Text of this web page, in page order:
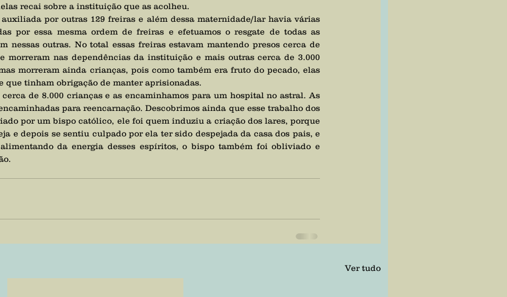
recai sobre a instituição que as acolheu.
por essa mesma ordem de freiras e efetuamos o resgate de todas as
nessas outras. No total essas freiras estavam mantendo presos cerca de
morreram nas dependências da instituição e mais outras cerca de 3.000
morreram ainda crianças, pois como também era fruto do pecado, elas
que tinham obrigação de manter aprisionadas.
para reencarnação. Descobrimos ainda que esse trabalho dos
por um bispo católico, ele foi quem induziu a criação dos lares, porque
e depois se sentiu culpado por ela ter sido despejada da casa dos pais, e
da energia desses espíritos, o bispo também foi obliviado e
Ver tudo